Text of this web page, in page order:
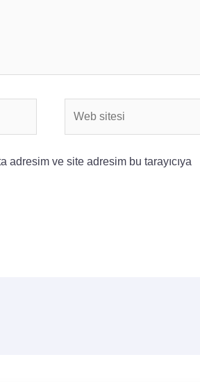
adresim ve site adresim bu tarayıcıya